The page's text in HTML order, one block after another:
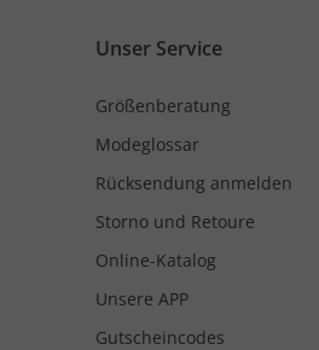
Unser Service
Größenberatung
Modeglossar
Rücksendung anmelden
Storno und Retoure
Online-Katalog
Unsere APP
Gutscheincodes